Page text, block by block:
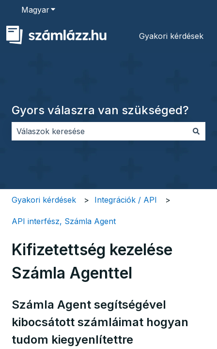
MagyarAlmenü megjelenítése fordításokhoz
Gyakori kérdések
Gyors válaszra van szükséged?
Gyakori kérdések Integrációk / API
API interfész, Számla Agent
Kifizetettség kezelése
Számla Agenttel
Számla Agent segítségével
kibocsátott számláimat hogyan
tudom kiegyenlítettre